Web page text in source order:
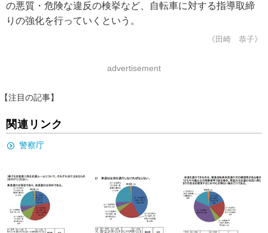
の悪質・危険な違反の検挙など、自転車に対する指導取締
りの強化を行っていくという。
《田崎 恭子》
advertisement
【注目の記事】
関連リンク
警察庁